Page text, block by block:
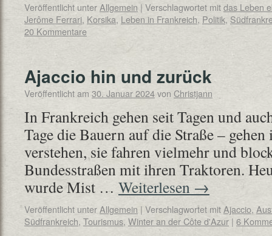
Veröffentlicht unter Allgemein | Verschlagwortet mitdas Leben
Jerôme Ferrari, Korsika, Leben in Frankreich, Politik,
20 Kommentare
Ajaccio hin und zurück
Veröffentlicht am 30. Januar 2024von Christjann
In Frankreich gehen seit Tagen und
Tage die Bauern auf die Straße –
verstehen, sie fahren vielmehr und
Bundesstraßen mit ihren Traktoren.
wurde Mist … Weiterlesen →
Veröffentlicht unterAllgemein | Verschlagwortet mitAjaccio,
Südfrankreich, Tourismus, Winter an der Côte d'Azur | 6